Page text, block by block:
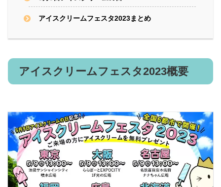
アイスクリームフェスタ2023まとめ
アイスクリームフェスタ2023概要